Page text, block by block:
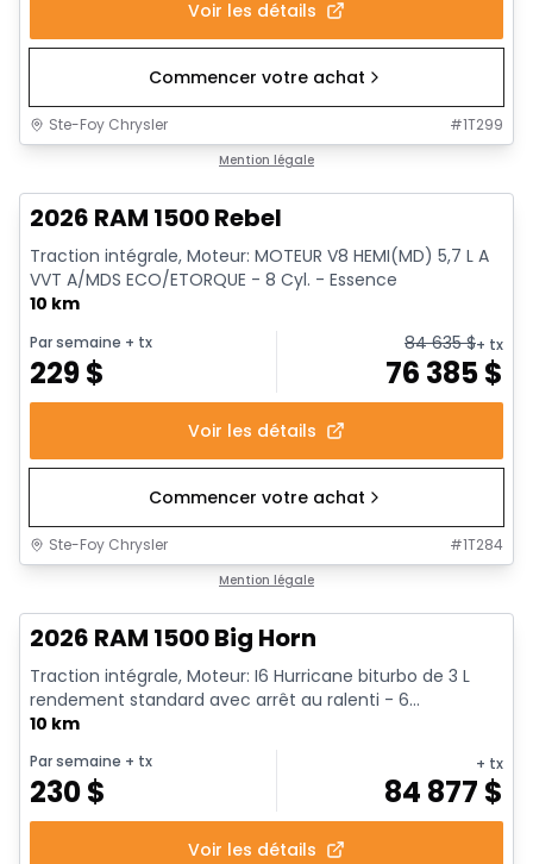
Voir les détails
Commencer votre achat
Ste-Foy Chrysler #1T299
Mention légale
2026 RAM 1500 Rebel
Traction intégrale, Moteur: MOTEUR V8 HEMI(MD) 5,7 L A
VVT A/MDS ECO/ETORQUE - 8 Cyl. - Essence
10 km
Par semaine + tx
229$
84 635$+ tx
76 385$
Voir les détails
Commencer votre achat
Ste-Foy Chrysler #1T284
Mention légale
2026 RAM 1500 Big Horn
Traction intégrale, Moteur: I6 Hurricane biturbo de 3 L
rendement standard avec arrêt au ralenti - 6...
10 km
Par semaine + tx
230$
+ tx
84 877 $
Voir les détails